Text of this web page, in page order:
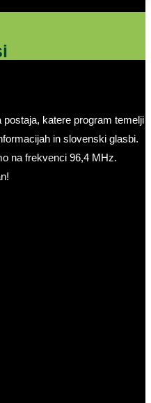
katere program temelji
in slovenski glasbi.
na frekvenci 96,4 MHz.